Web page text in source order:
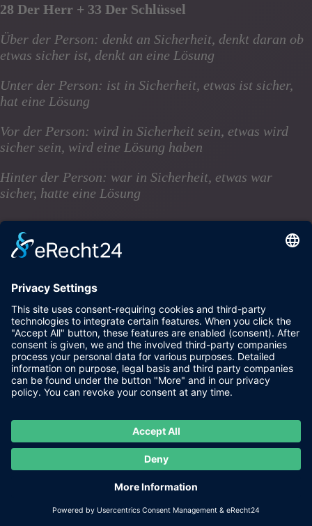
28 Der Herr + 33 Der Schlüssel
Über der Person: denkt an Sicherheit, denkt daran ob
etwas sicher ist, denkt an eine Lösung
Unter der Person: ist in Sicherheit, etwas ist sicher,
hat eine Lösung
Vor der Person: wird in Sicherheit sein, etwas wird
sicher sein, wird eine Lösung haben
Hinter der Person: war in Sicherheit, etwas war
sicher, hatte eine Lösung
28 Der Herr + 34 Die Fische
Über der Person: denkt an Geld, denkt die Finanzen,
denkt an eine Wertanlage, denkt daran etwas zu
vermehren, denkt daran etwas zu kaufen
Unter der Person: hat Geld, erhält gerade Geld, kauft
etwas, vermehrt etwas
Vor der Person: wird Geld erhalten, wird etwas kaufen,
Hinter der Person: hatte Geld, hat Geld erhalten, hat
etwas gekauft, hat etwas vermehrt
28 Der Herr + 35 Der Anker